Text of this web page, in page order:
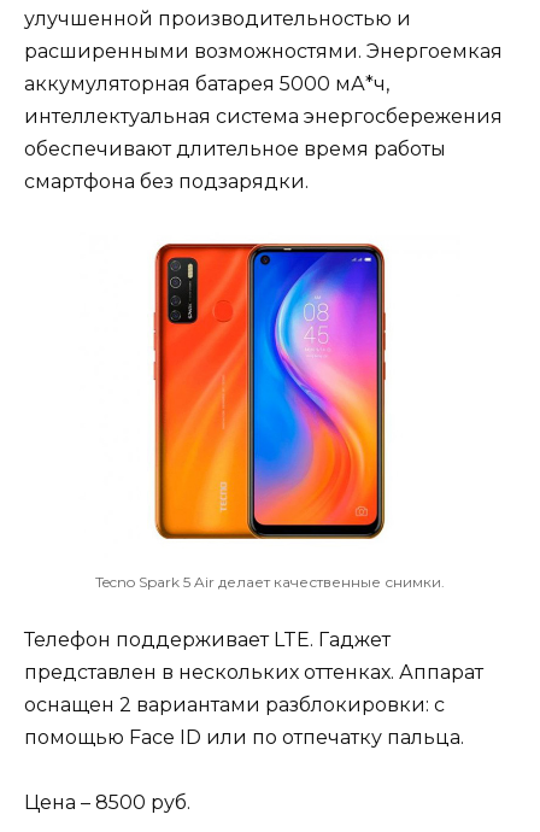
улучшенной производительностью и
расширенными возможностями. Энергоемкая
аккумуляторная батарея 5000 мА*ч,
интеллектуальная система энергосбережения
обеспечивают длительное время работы
смартфона без подзарядки.
Tecno Spark 5 Air делает качественные снимки.
Телефон поддерживает LTE. Гаджет
представлен в нескольких оттенках. Аппарат
оснащен 2 вариантами разблокировки: с
помощью Face ID или по отпечатку пальца.
Цена – 8500 руб.